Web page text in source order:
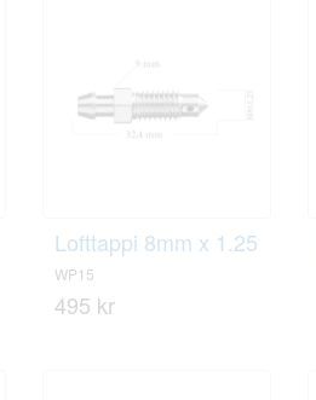
Lofttappi 8mm x 1.25
WP15
495 kr